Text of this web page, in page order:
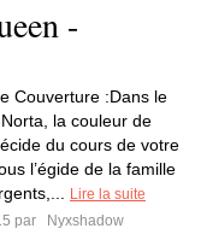
-
Couverture :Dans le
la couleur de
du cours de votre
l’égide de la famille
Lire la suite
par
Nyxshadow